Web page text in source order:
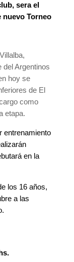
sera el
nuevo Torneo
del Argentinos
hoy se
de El
como
etapa.
entrenamiento
en la
los 16 años,
a las